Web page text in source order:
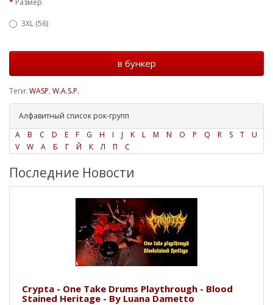
Размер
3XL (56)
в бункер
Теги: WASP, W.A.S.P.
Алфавитный список рок-групп
A
B C D E F G H I J K L M N O P Q R S T
U
V
W А Б Г Й К Л П С
Последние Новости
Crypta - One Take Drums Playthrough - Blood
Stained Heritage - By Luana Dametto